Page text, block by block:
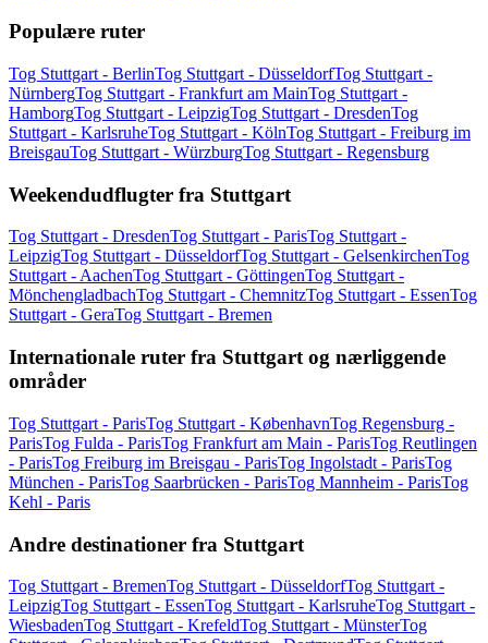
Populære ruter
Tog Stuttgart - BerlinTog Stuttgart - DüsseldorfTog Stuttgart -
NürnbergTog Stuttgart - Frankfurt am MainTog Stuttgart -
HamborgTog Stuttgart - LeipzigTog Stuttgart - DresdenTog
Stuttgart - KarlsruheTog Stuttgart - KölnTog Stuttgart - Freiburg im
BreisgauTog Stuttgart - WürzburgTog Stuttgart - Regensburg
Weekendudflugter fra Stuttgart
Tog Stuttgart - DresdenTog Stuttgart - ParisTog Stuttgart -
LeipzigTog Stuttgart - DüsseldorfTog Stuttgart - GelsenkirchenTog
Stuttgart - AachenTog Stuttgart - GöttingenTog Stuttgart -
MönchengladbachTog Stuttgart - ChemnitzTog Stuttgart - EssenTog
Stuttgart - GeraTog Stuttgart - Bremen
Internationale ruter fra Stuttgart og nærliggende
områder
Tog Stuttgart - ParisTog Stuttgart - KøbenhavnTog Regensburg -
ParisTog Fulda - ParisTog Frankfurt am Main - ParisTog Reutlingen
- ParisTog Freiburg im Breisgau - ParisTog Ingolstadt - ParisTog
München - ParisTog Saarbrücken - ParisTog Mannheim - ParisTog
Kehl - Paris
Andre destinationer fra Stuttgart
Tog Stuttgart - BremenTog Stuttgart - DüsseldorfTog Stuttgart -
LeipzigTog Stuttgart - EssenTog Stuttgart - KarlsruheTog Stuttgart -
WiesbadenTog Stuttgart - KrefeldTog Stuttgart - MünsterTog